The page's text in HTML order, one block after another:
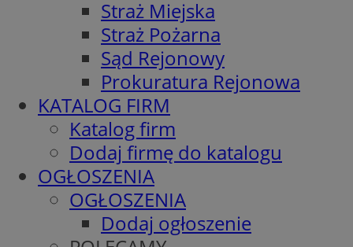
Straż Miejska
Straż Pożarna
Sąd Rejonowy
Prokuratura Rejonowa
KATALOG FIRM
Katalog firm
Dodaj firmę do katalogu
OGŁOSZENIA
OGŁOSZENIA
Dodaj ogłoszenie